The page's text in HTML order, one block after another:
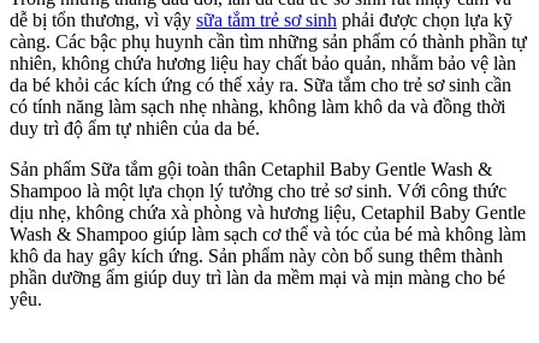
dễ bị tổn thương, vì vậy sữa tắm trẻ sơ sinh phải được chọn lựa kỹ
càng. Các bậc phụ huynh cần tìm những sản phẩm có thành phần tự
nhiên, không chứa hương liệu hay chất bảo quản, nhằm bảo vệ làn
da bé khỏi các kích ứng có thể xảy ra. Sữa tắm cho trẻ sơ sinh cần
có tính năng làm sạch nhẹ nhàng, không làm khô da và đồng thời
duy trì độ ẩm tự nhiên của da bé.
Sản phẩm Sữa tắm gội toàn thân Cetaphil Baby Gentle Wash &
Shampoo là một lựa chọn lý tưởng cho trẻ sơ sinh. Với công thức
dịu nhẹ, không chứa xà phòng và hương liệu, Cetaphil Baby Gentle
Wash & Shampoo giúp làm sạch cơ thể và tóc của bé mà không làm
khô da hay gây kích ứng. Sản phẩm này còn bổ sung thêm thành
phần dưỡng ẩm giúp duy trì làn da mềm mại và mịn màng cho bé
yêu.